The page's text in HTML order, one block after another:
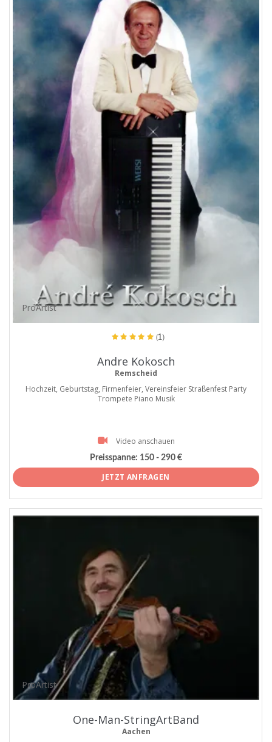
ProArtist
(1)
Andre Kokosch
Remscheid
Hochzeit, Geburtstag, Firmenfeier, Vereinsfeier Straßenfest Party
Trompete Piano Musik
Video anschauen
Preisspanne: 150 - 290 €
JETZT ANFRAGEN
ProArtist
One-Man-StringArtBand
Aachen